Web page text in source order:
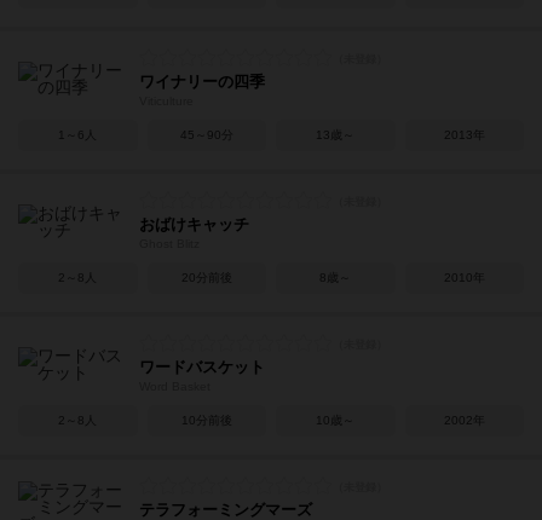
ワイナリーの四季
1～6人 45～90分 13歳～ 2013年
おばけキャッチ
2～8人 20分前後 8歳～ 2010年
ワードバスケット
2～8人 10分前後 10歳～ 2002年
テラフォーミングマーズ